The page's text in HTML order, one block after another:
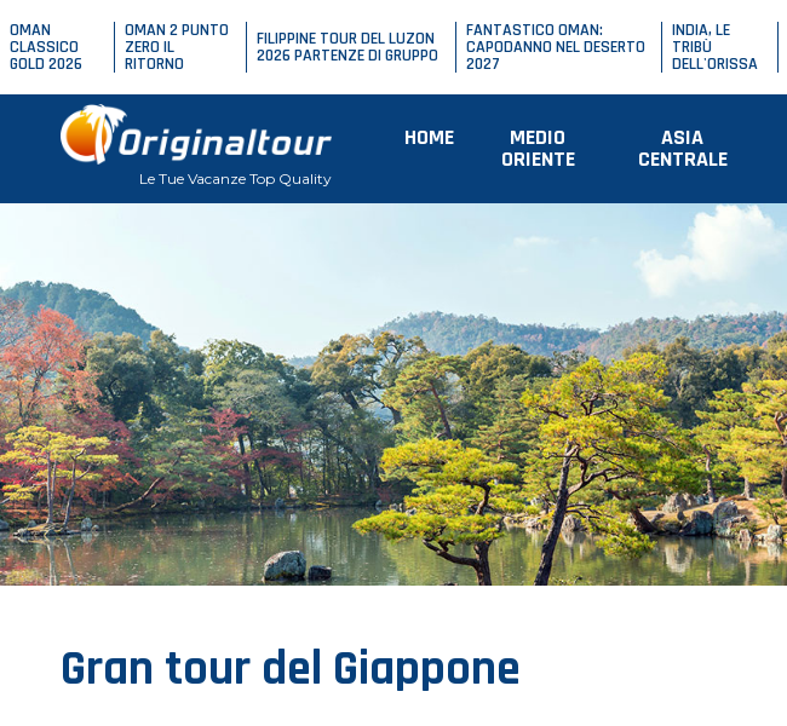
OMAN
CLASSICO
GOLD 2026
OMAN 2 PUNTO
ZERO IL
RITORNO
FILIPPINE TOUR DEL LUZON
2026 PARTENZE DI GRUPPO
FANTASTICO OMAN:
CAPODANNO NEL DESERTO
2027
INDIA, LE
TRIBÙ
DELL'ORISSA
Le Tue Vacanze Top Quality
HOME MEDIO
ORIENTE
ASIA
CENTRALE
Gran tour del Giappone